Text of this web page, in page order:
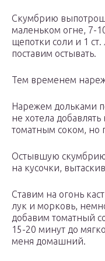
Скумбрию
маленьком огне, 7-
щепотки соли и 1
поставим остывать.
Тем временем
Нарежем дольками
не хотела добавлять
томатным соком, но
Остывшую скумбрию
на кусочки,
Ставим на огонь
лук и морковь,
добавим томатный
15-20 минут до
меня домашний.